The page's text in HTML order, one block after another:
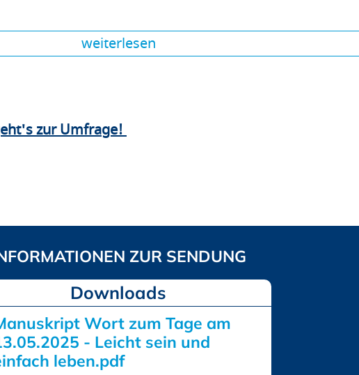
weiterlesen
zur Umfrage!
Downloads
Wort zum Tage am
- Leicht sein und
leben.pdf